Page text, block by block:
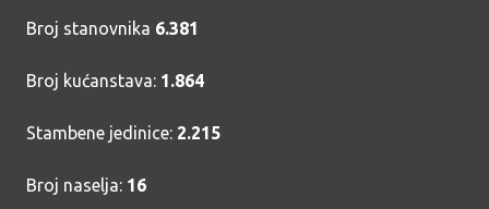
Broj stanovnika 6.381
Broj kućanstava: 1.864
Stambene jedinice: 2.215
Broj naselja: 16